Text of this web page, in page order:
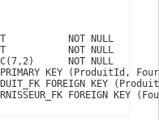
NOT NULL
NOT NULL
NOT NULL
KEY (ProduitId,
FOREIGN KEY
FOREIGN KEY